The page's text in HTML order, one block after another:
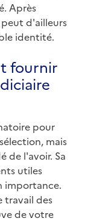
Après
d'ailleurs
identité.
fournir
pour
mais
de l'avoir. Sa
utiles
importance.
travail des
de votre